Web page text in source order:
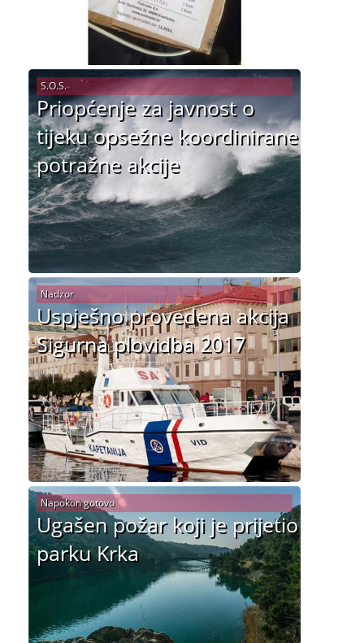
Priopćenje za javnost o
tijeku opsežne koordinirane
potražne akcije
S.O.S.
Uspješno provedena akcija
Sigurna plovidba 2017
Nadzor
Ugašen požar koji je prijetio
parku Krka
Napokon gotovo